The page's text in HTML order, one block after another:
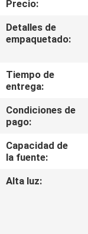
DEL
SITIO
PRIVACY
POLICY
Precio:
Detalles de
empaquetado:
Tiempo de
entrega:
Condiciones de
pago:
Capacidad de
la fuente:
Alta luz: